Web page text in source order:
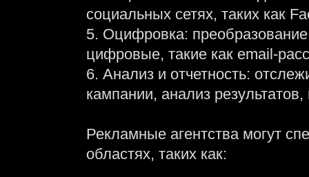
социальных сетях, таких как
5. Оцифровка:
цифровые, такие как email-
6. Анализ и отчетность:
кампании, анализ
Рекламные агентства могут
областях, таких как: